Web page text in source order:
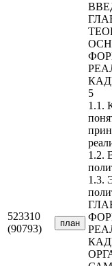
523310
(90793)
план
5
1.1.
1.2.
1.3.